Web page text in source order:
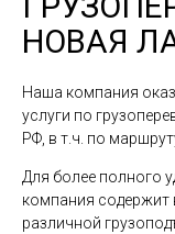
НОВАЯ
Наша компания
услуги по
РФ, в т.ч. по
Для более полного
компания содержит
различной